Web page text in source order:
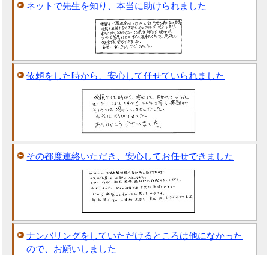
ネットで先生を知り、本当に助けられました
依頼をした時から、安心して任せていられました
その都度連絡いただき、安心してお任せできました
ナンバリングをしていただけるところは他になかった
ので、お願いしました